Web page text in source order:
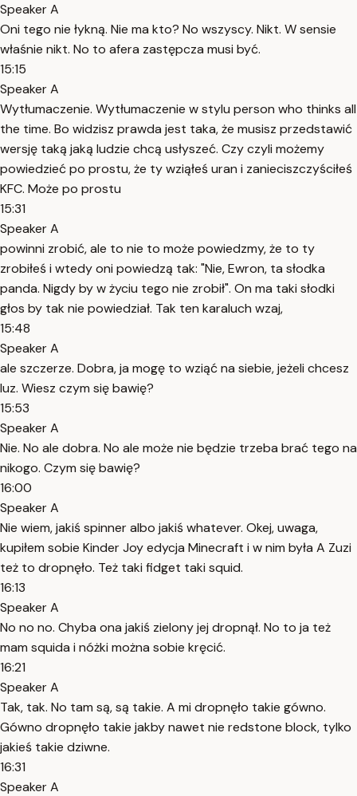
Speaker A
Oni tego nie łykną. Nie ma kto? No wszyscy. Nikt. W sensie
właśnie nikt. No to afera zastępcza musi być.
15:15
Speaker A
Wytłumaczenie. Wytłumaczenie w stylu person who thinks all
the time. Bo widzisz prawda jest taka, że musisz przedstawić
wersję taką jaką ludzie chcą usłyszeć. Czy czyli możemy
powiedzieć po prostu, że ty wziąłeś uran i zanieciszczyściłeś
KFC. Może po prostu
15:31
Speaker A
powinni zrobić, ale to nie to może powiedzmy, że to ty
zrobiłeś i wtedy oni powiedzą tak: "Nie, Ewron, ta słodka
panda. Nigdy by w życiu tego nie zrobił". On ma taki słodki
głos by tak nie powiedział. Tak ten karaluch wzaj,
15:48
Speaker A
ale szczerze. Dobra, ja mogę to wziąć na siebie, jeżeli chcesz
luz. Wiesz czym się bawię?
15:53
Speaker A
Nie. No ale dobra. No ale może nie będzie trzeba brać tego na
nikogo. Czym się bawię?
16:00
Speaker A
Nie wiem, jakiś spinner albo jakiś whatever. Okej, uwaga,
kupiłem sobie Kinder Joy edycja Minecraft i w nim była A Zuzi
też to dropnęło. Też taki fidget taki squid.
16:13
Speaker A
No no no. Chyba ona jakiś zielony jej dropnął. No to ja też
mam squida i nóżki można sobie kręcić.
16:21
Speaker A
Tak, tak. No tam są, są takie. A mi dropnęło takie gówno.
Gówno dropnęło takie jakby nawet nie redstone block, tylko
jakieś takie dziwne.
16:31
Speaker A